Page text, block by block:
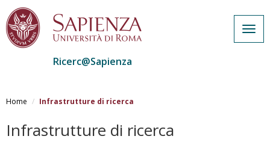
al
principale
Ricerc@Sapienza
Home Infrastrutture di ricerca
Infrastrutture di ricerca